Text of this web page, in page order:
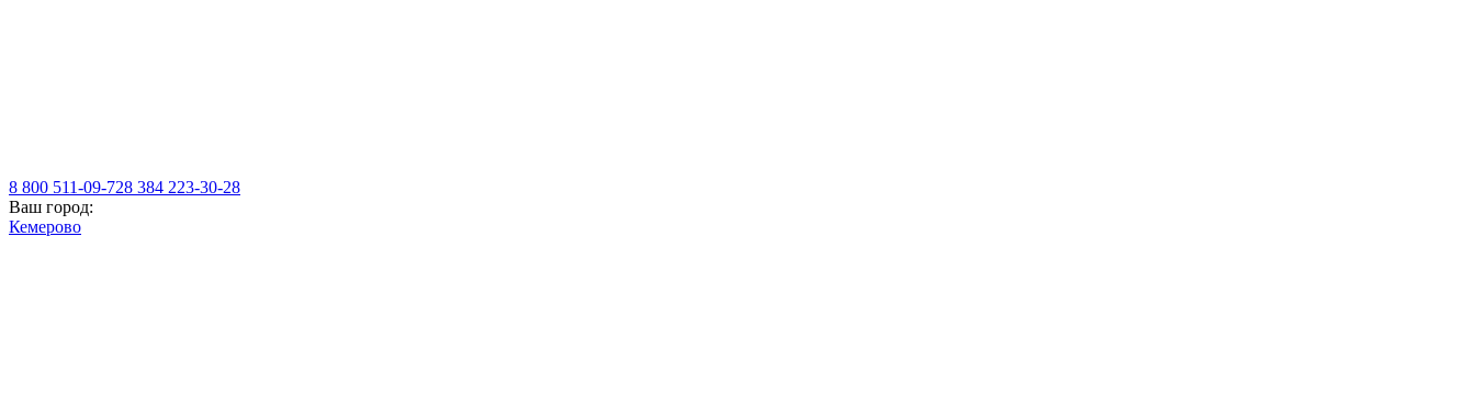
8 800 511-09-728 384 223-30-28
Ваш город:
Кемерово